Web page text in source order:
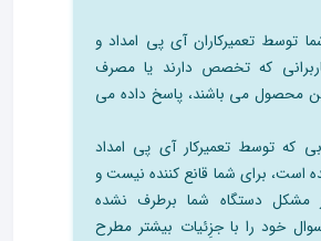
توسط تعمیرکاران آی پی امداد و
که تخصص دارند یا مصرف
محصول می باشند، پاسخ داده می
که توسط تعمیرکار آی پی امداد
است، برای شما قانع کننده نیست و
مشکل دستگاه شما برطرف نشده
خود را با جزِئیات بیشتر مطرح